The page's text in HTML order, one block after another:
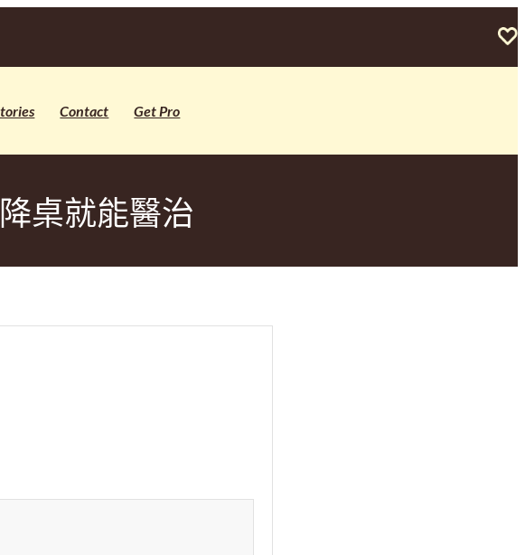
Contact Get Pro
桌就能醫治